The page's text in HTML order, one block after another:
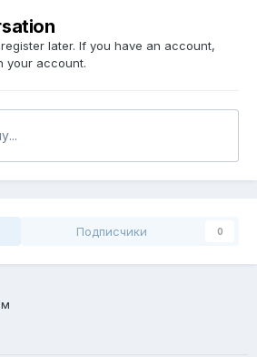
later. If you have an account,
your account.
Подписчики 0